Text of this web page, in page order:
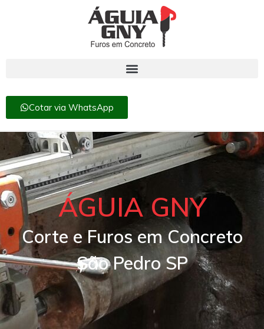
Cotar via WhatsApp
ÁGUIA GNY
Corte e Furos em Concreto
São Pedro SP